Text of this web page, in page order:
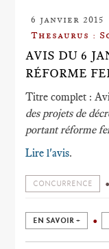
6 janvier 2015
Thesaurus :
AVIS DU 6
RÉFORME
Titre complet :
des projets de
portant réforme
Lire l'avis.
CONCURRENCE
EN SAVOIR +